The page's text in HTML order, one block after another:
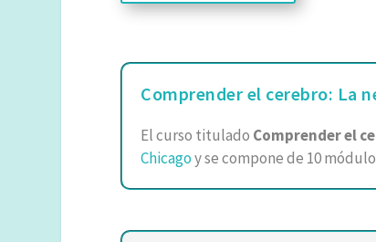
Comprender el cerebro: La
El curso titulado Comprender el
Chicagoy se compone de 10